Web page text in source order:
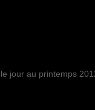
jour au printemps